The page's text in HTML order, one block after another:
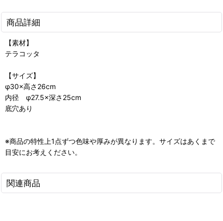
商品詳細
【素材】
テラコッタ
【サイズ】
φ30×高さ26cm
内径 φ27.5×深さ25cm
底穴あり
※商品の特性上1点ずつ色味や厚みが異なります。サイズはあくまで
目安にお考えください。
関連商品